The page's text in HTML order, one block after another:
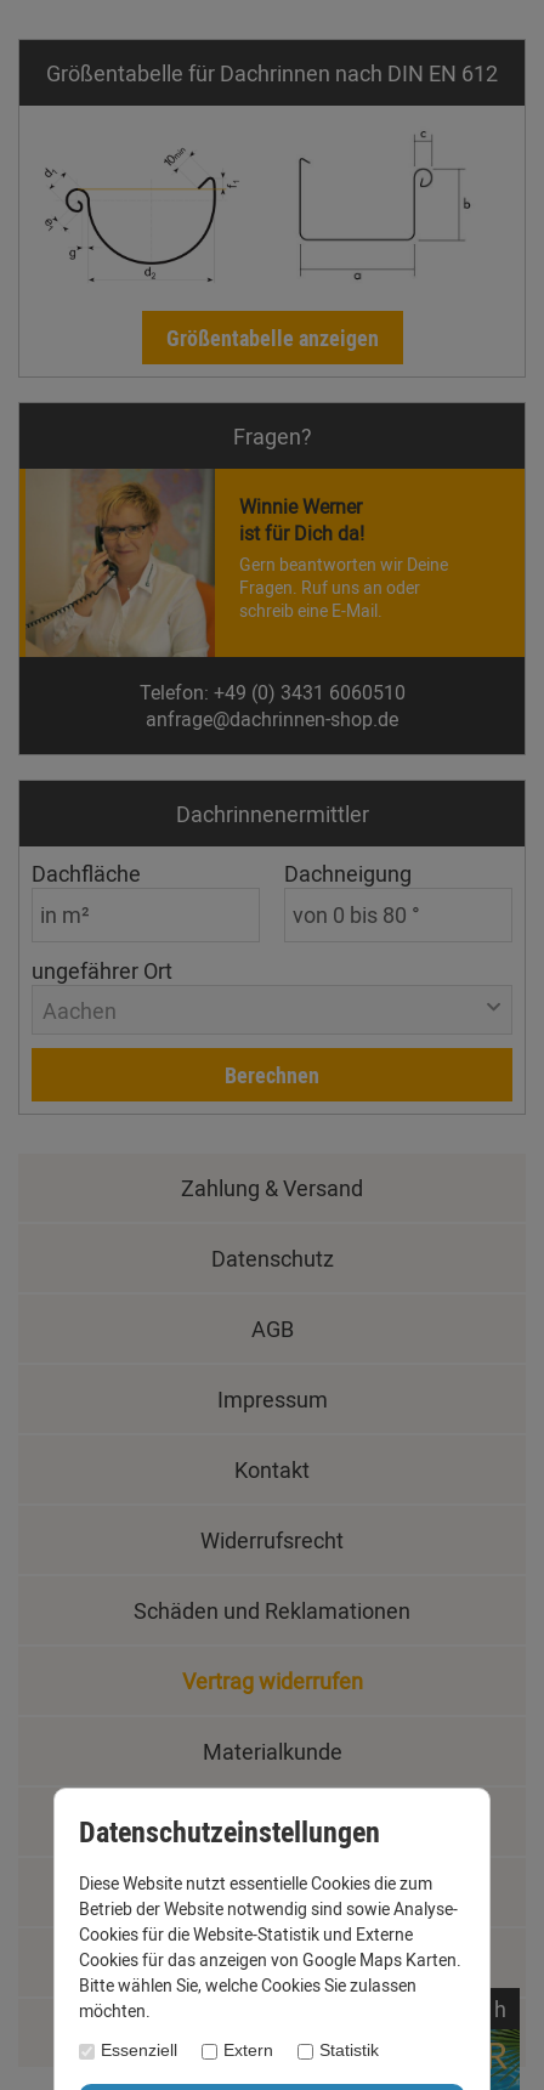
Größentabelle für Dachrinnen nach DIN EN 612
Größentabelle anzeigen
Fragen?
Winnie Werner
ist für Dich da!
Gern beantworten wir Deine
Fragen. Ruf uns an oder
schreib eine E-Mail.
Telefon: +49 (0) 3431 6060510
anfrage@dachrinnen-shop.de
Dachrinnen­ermittler
Dachfläche Dachneigung
ungefährer Ort
Aachen
Berechnen
Zahlung & Versand
Datenschutz
AGB
Impressum
Kontakt
Widerrufsrecht
Schäden und Reklamationen
Vertrag widerrufen
Materialkunde
Fachbegriffe
Jobs
Montage und Installationshilfen
h
Datenschutzeinstellungen
Diese Website nutzt essentielle Cookies die zum
Betrieb der Website notwendig sind sowie Analyse-
Cookies für die Website-Statistik und Externe
Cookies für das anzeigen von Google Maps Karten.
Bitte wählen Sie, welche Cookies Sie zulassen
möchten.
Essenziell Extern Statistik